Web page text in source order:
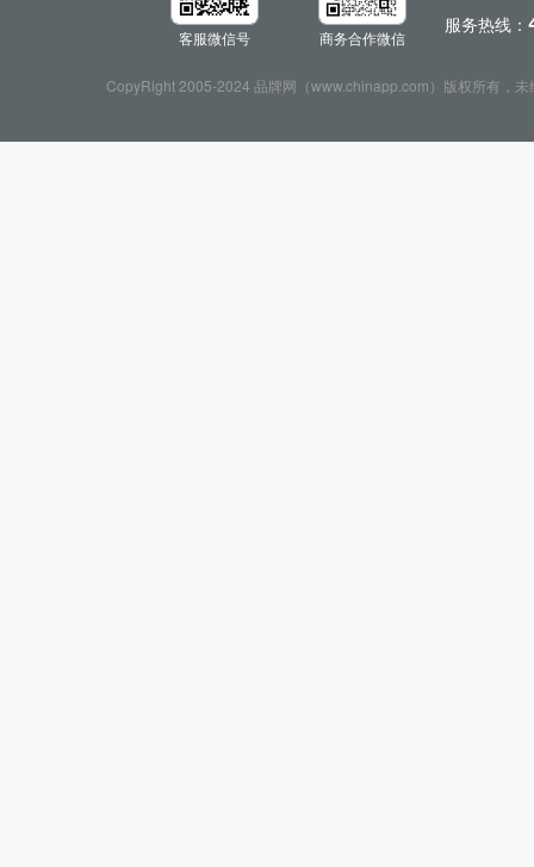
客服微信号 商务合作微信
服务热线：
CopyRight 2005-2024 品牌网（www.chinapp.com）版权所有，